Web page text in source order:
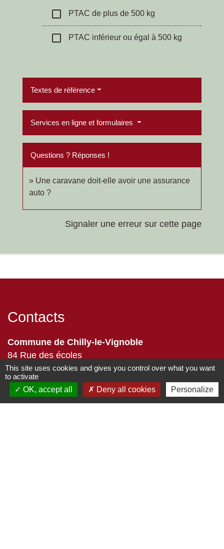
check_box_outline_blank PTAC de plus de 500 kg
check_box_outline_blank PTAC inférieur ou égal à 500 kg
Textes de référence
Services en ligne et formulaires
Questions ? Réponses !
Une caravane doit-elle avoir une assurance
auto ?
Signaler une erreur sur cette page
Contacts
Commune de Chilly-le-Vignoble
84 Rue des écoles
39570 Chilly-le-Vignoble - FRANCE
+33 3 84 43 04 58
Contact par formulaire
This site uses cookies and gives you control over what you want
to activate
OK, accept all
Deny all cookies Personalize